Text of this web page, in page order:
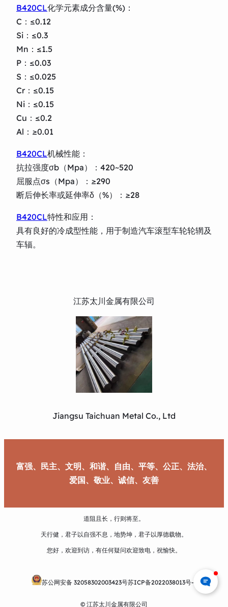
B420CL化学元素成分含量(%)：
C：≤0.12
Si：≤0.3
Mn：≤1.5
P：≤0.03
S：≤0.025
Cr：≤0.15
Ni：≤0.15
Cu：≤0.2
Al：≥0.01
B420CL机械性能：
抗拉强度σb（Mpa）：420~520
屈服点σs（Mpa）：≥290
断后伸长率或延伸率δ（%）：≥28
B420CL特性和应用：
具有良好的冷成型性能，用于制造汽车滚型车轮轮辋及
车辐。
江苏太川金属有限公司
Jiangsu Taichuan Metal Co., Ltd
富强、民主、文明、和谐、自由、平等、公正、法治、
爱国、敬业、诚信、友善
道阻且长，行则将至。
天行健，君子以自强不息，地势坤，君子以厚德载物。
您好，欢迎到访，有任何疑问欢迎致电，祝愉快。
苏公网安备 32058302003423号苏ICP备2022038013号-1
© 江苏太川金属有限公司